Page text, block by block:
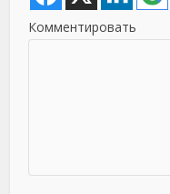
Комментировать